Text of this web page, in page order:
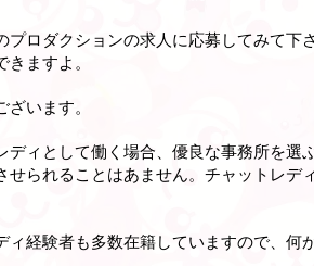
ロダクションの求人に応募してみて下
ますよ。
います。
ィとして働く場合、優良な事務所を選
られることはあません。チャットレデ
経験者も多数在籍していますので、何